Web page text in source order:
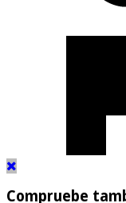
Compruebe